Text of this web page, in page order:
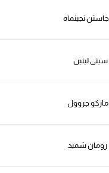
جاستن نجينماه
سينى لينين
ماركو جروول
رومان شميد